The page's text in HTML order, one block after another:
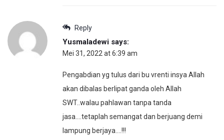
Reply
Yusmaladewi says:
Mei 31, 2022 at 6:39 am
Pengabdian yg tulus dari bu vrenti insya Allah
akan dibalas berlipat ganda oleh Allah
SWT..walau pahlawan tanpa tanda
jasa….tetaplah semangat dan berjuang demi
lampung berjaya….!!!